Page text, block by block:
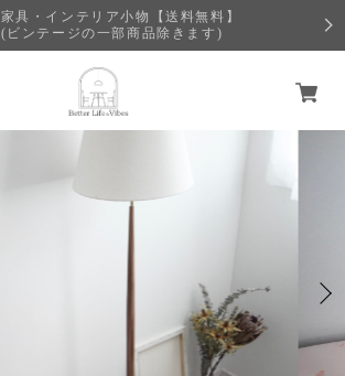
家具・インテリア小物【送料無料】
(ビンテージの一部商品除きます)